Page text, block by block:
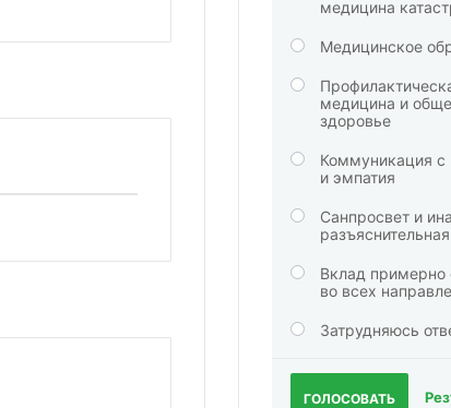
медицина
Медицинское
медицина и
здоровье
Коммуникация с
и эмпатия
Санпросвет и
Вклад примерно
во всех
Затрудняюсь
ГОЛОСОВАТЬ